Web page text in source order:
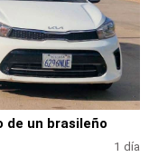
de un brasileño
1 día